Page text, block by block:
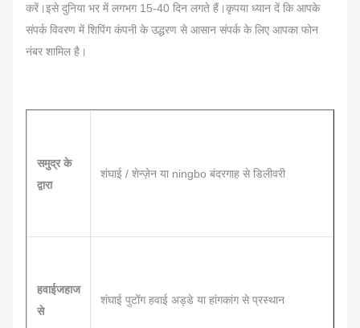
करें।इसे दुनिया भर में लगभग 15-40 दिन लगते हैं।कृपया ध्यान दें कि आपके
संपर्क विवरण में शिपिंग कंपनी के उद्धरण से आसान संपर्क के लिए आपका फोन
नंबर शामिल है।
समुद्र के
द्वारा
शंघाई / शेन्ज़ेन या ningbo बंदरगाह से डिलीवरी
हवाईजहाज
से
शंघाई पुटोंग हवाई अड्डे या हांगकांग से प्रस्थान